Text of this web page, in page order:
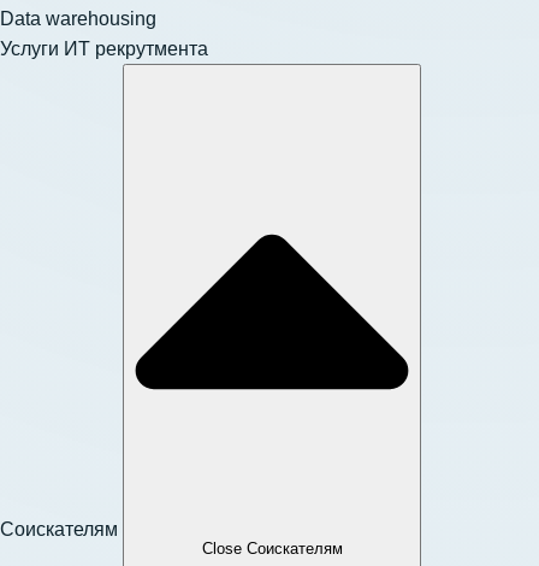
Data warehousing
Услуги ИТ рекрутмента
Соискателям
Close Соискателям